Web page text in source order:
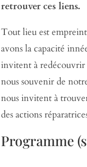
retrouver ces liens.
Tout lieu est empreint
avons la capacité
invitent à redécouvrir
nous souvenir de
nous invitent à
des actions
Programme